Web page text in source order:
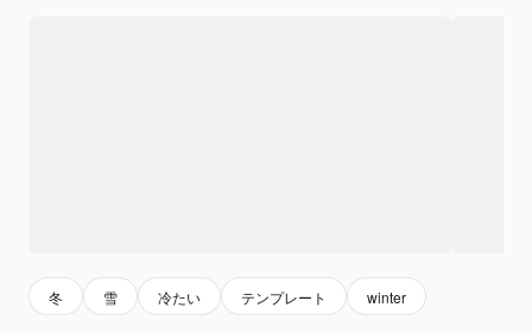
冬 雪 冷たい テンプレート winter